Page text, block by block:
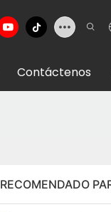
Contáctenos
RECOMENDADO